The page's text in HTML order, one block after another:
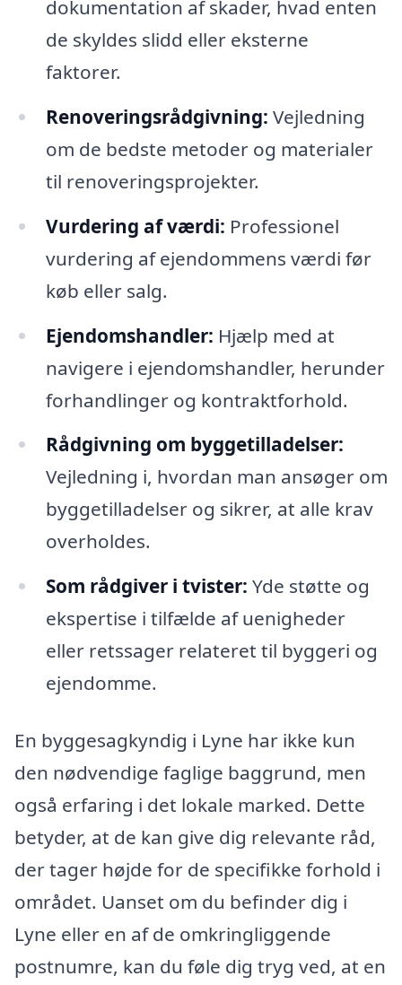
dokumentation af skader, hvad enten
de skyldes slidd eller eksterne
faktorer.
Renoveringsrådgivning: Vejledning
om de bedste metoder og materialer
til renoveringsprojekter.
Vurdering af værdi: Professionel
vurdering af ejendommens værdi før
køb eller salg.
Ejendomshandler: Hjælp med at
navigere i ejendomshandler, herunder
forhandlinger og kontraktforhold.
Rådgivning om byggetilladelser:
Vejledning i, hvordan man ansøger om
byggetilladelser og sikrer, at alle krav
overholdes.
Som rådgiver i tvister: Yde støtte og
ekspertise i tilfælde af uenigheder
eller retssager relateret til byggeri og
ejendomme.
En byggesagkyndig i Lyne har ikke kun
den nødvendige faglige baggrund, men
også erfaring i det lokale marked. Dette
betyder, at de kan give dig relevante råd,
der tager højde for de specifikke forhold i
området. Uanset om du befinder dig i
Lyne eller en af de omkringliggende
postnumre, kan du føle dig tryg ved, at en